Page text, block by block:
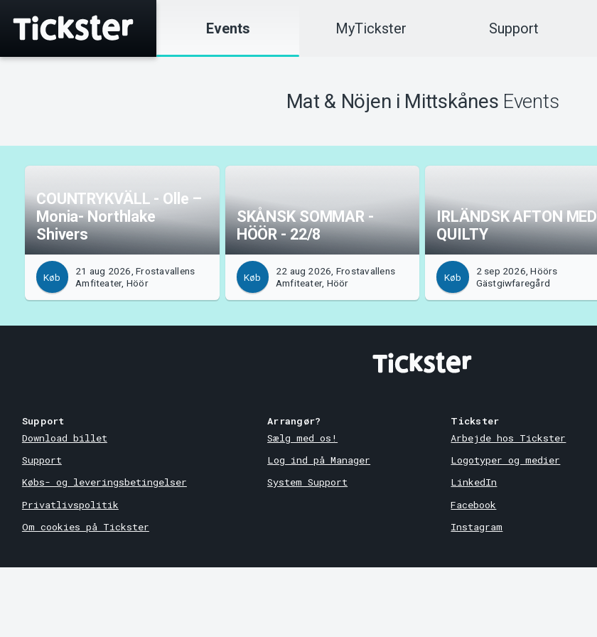
Events MyTickster Support
Mat & Nöjen i Mittskånes Events
COUNTRYKVÄLL - Olle –
Monia- Northlake
Shivers
Køb
21 aug 2026, Frostavallens
Amfiteater, Höör
SKÅNSK SOMMAR -
HÖÖR - 22/8
Køb
22 aug 2026, Frostavallens
Amfiteater, Höör
IRLÄNDSK AFTON MED
QUILTY
Køb
2 sep 2026, Höörs
Gästgiwfaregård
Support
Download billet
Support
Købs- og leveringsbetingelser
Privatlivspolitik
Om cookies på Tickster
Arrangør?
Sælg med os!
Log ind på Manager
System Support
Tickster
Arbejde hos Tickster
Logotyper og medier
LinkedIn
Facebook
Instagram